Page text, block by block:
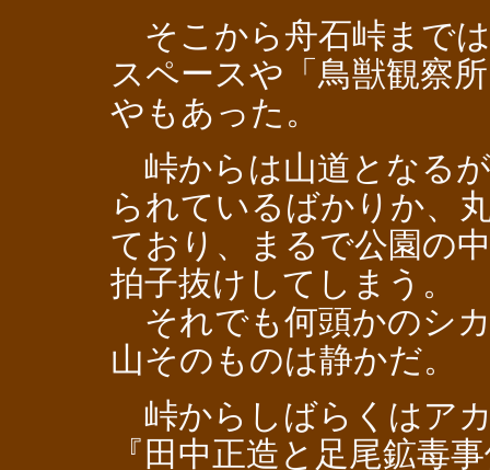
そこから舟石峠まで
スペースや「鳥獣観察
やもあった。
峠からは山道となる
られているばかりか、
ており、まるで公園の
拍子抜けしてしまう。
それでも何頭かのシ
山そのものは静かだ。
峠からしばらくはア
『田中正造と足尾鉱毒